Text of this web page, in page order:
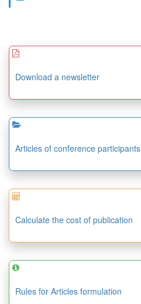
Download a newsletter
Articles of conference participants
Calculate the cost of publication
Rules for Articles formulation